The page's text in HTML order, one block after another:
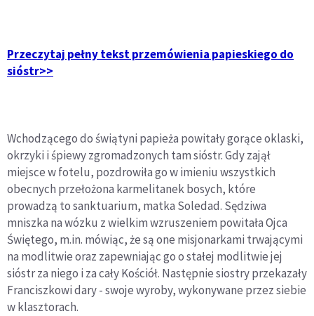
Przeczytaj pełny tekst przemówienia papieskiego do
sióstr>>
Wchodzącego do świątyni papieża powitały gorące oklaski,
okrzyki i śpiewy zgromadzonych tam sióstr. Gdy zajął
miejsce w fotelu, pozdrowiła go w imieniu wszystkich
obecnych przełożona karmelitanek bosych, które
prowadzą to sanktuarium, matka Soledad. Sędziwa
mniszka na wózku z wielkim wzruszeniem powitała Ojca
Świętego, m.in. mówiąc, że są one misjonarkami trwającymi
na modlitwie oraz zapewniając go o stałej modlitwie jej
sióstr za niego i za cały Kościół. Następnie siostry przekazały
Franciszkowi dary - swoje wyroby, wykonywane przez siebie
w klasztorach.